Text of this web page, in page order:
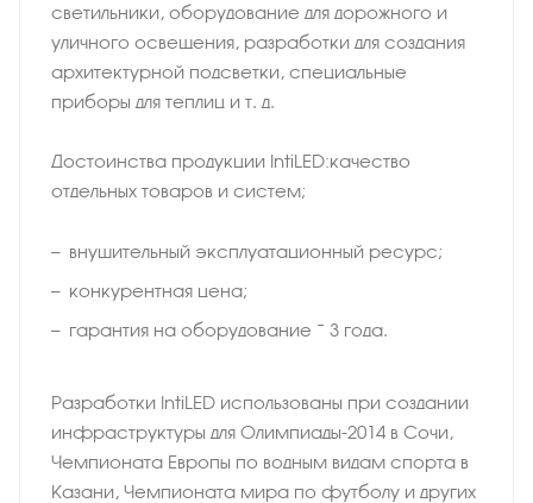
светильники, оборудование для дорожного и
уличного освещения, разработки для создания
архитектурной подсветки, специальные
приборы для теплиц и т. д.
Достоинства продукции IntiLED:качество
отдельных товаров и систем;
внушительный эксплуатационный ресурс;
конкурентная цена;
гарантия на оборудование − 3 года.
Разработки IntiLED использованы при создании
инфраструктуры для Олимпиады-2014 в Сочи,
Чемпионата Европы по водным видам спорта в
Казани, Чемпионата мира по футболу и других